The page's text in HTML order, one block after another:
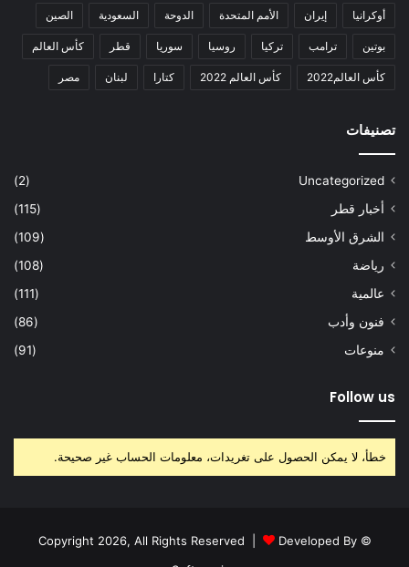
أوكرانيا إيران الأمم المتحدة الدوحة السعودية الصين
بوتين ترامب تركيا روسيا سوريا قطر كأس العالم
كأس العالم2022 كأس العالم 2022 كتارا لبنان مصر
تصنيفات
Uncategorized
(2)
أخبار قطر
(115)
الشرق الأوسط
(109)
رياضة
(108)
عالمية
(111)
فنون وأدب
(86)
منوعات
(91)
Follow us
خطأ، لا يمكن الحصول على تغريدات، معلومات الحساب غير صحيحة.
© Copyright 2026, All Rights Reserved |
Developed By